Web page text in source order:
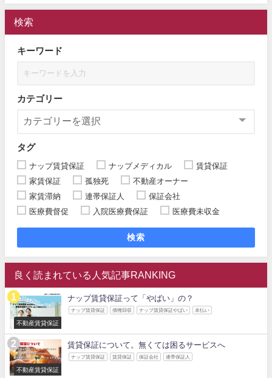
検索
キーワード
カテゴリー
タグ
ナップ賃貸保証 ナップメディカル
賃貸保証
家賃保証
孤独死
不動産オーナー
家賃滞納
連帯保証人
保証会社
医療費督促
入院医療費保証 医療費未収金
検索
良く読まれている人気記事RANKING
不動産賃貸保証
ナップ賃貸保証って「やばい」の？
ナップ賃貸保証 債権回収 ナップ賃貸保証やばい 未払い
不動産賃貸保証
賃貸保証について。無くては困るサービスへ
ナップ賃貸保証 賃貸保証 保証会社 連帯保証人